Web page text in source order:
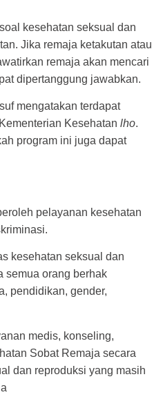
kesehatan seksual dan
Jika remaja ketakutan atau
remaja akan mencari
dipertanggung jawabkan.
mengatakan terdapat
Kesehatan lho.
program ini juga dapat
pelayanan kesehatan
kesehatan seksual dan
semua orang berhak
pendidikan, gender,
medis, konseling,
Sobat Remaja secara
dan reproduksi yang masih